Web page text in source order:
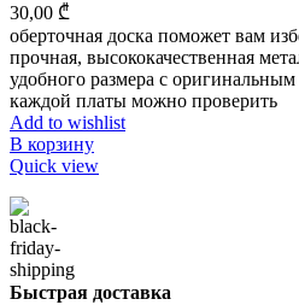
30,00 ₾
оберточная доска поможет вам
прочная, высококачественная
удобного размера с
каждой платы можно проверить
Add to wishlist
В корзину
Quick view
Быстрая доставка